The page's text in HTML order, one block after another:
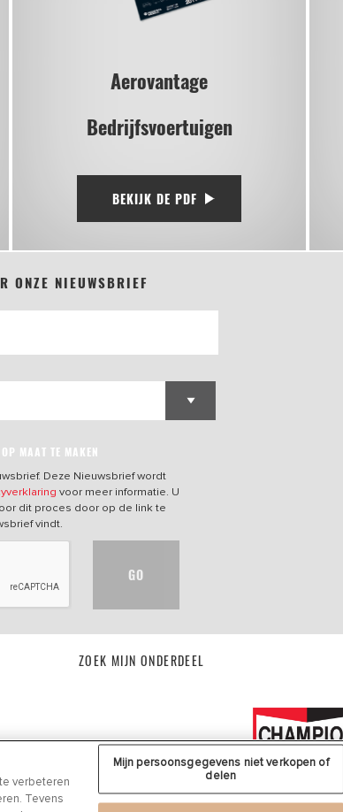
Aerovantage
Bedrijfsvoertuigen
BEKIJK DE PDF
ONZE NIEUWSBRIEF
MAAT TE MAKEN
Deze Nieuwsbrief wordt
voor meer informatie. U
dit proces door op de link te
vindt.
GO
ZOEK MIJN ONDERDEEL
verbeteren
Tevens
Mijn persoonsgegevens niet verkopen of
delen